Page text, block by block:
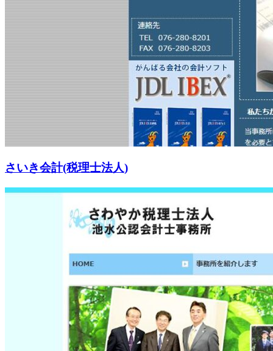
さいき会計(税理士法人)